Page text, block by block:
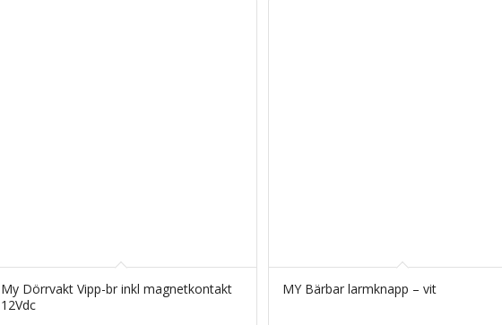
My Dörrvakt Vipp-br inkl magnetkontakt
12Vdc
MY Bärbar larmknapp – vit